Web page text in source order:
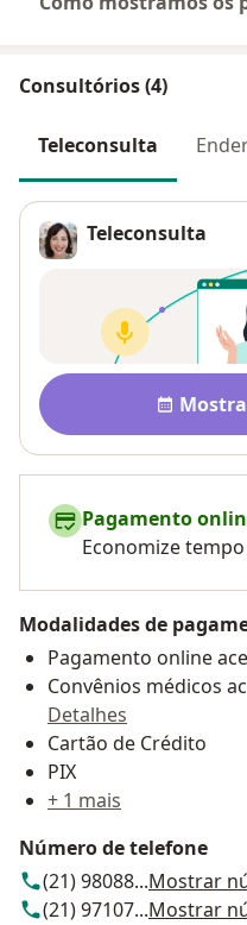
Consultórios (4)
Teleconsulta
Teleconsulta
Disponibilidade
Pagamento
Economize
Modalidades de
Pagamento online
Convênios médicos
Detalhes
Cartão de Crédito
PIX
+ 1 mais
Número de telefone
(21) 98088...Mostrar
(21) 97107...Mostrar